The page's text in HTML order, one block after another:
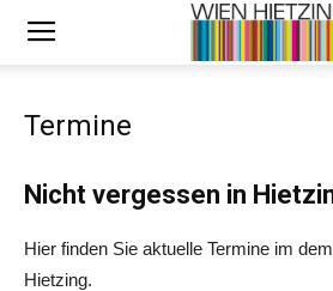
Termine
Nicht vergessen in
Hier finden Sie aktuelle Termine im
Hietzing.